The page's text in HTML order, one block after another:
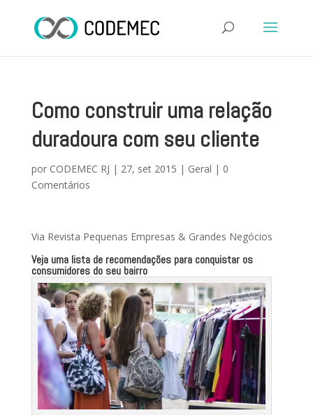
Como construir uma relação
duradoura com seu cliente
por CODEMEC RJ | 27, set 2015 | Geral | 0
Comentários
Via Revista Pequenas Empresas & Grandes Negócios
Veja uma lista de recomendações para conquistar os
consumidores do seu bairro